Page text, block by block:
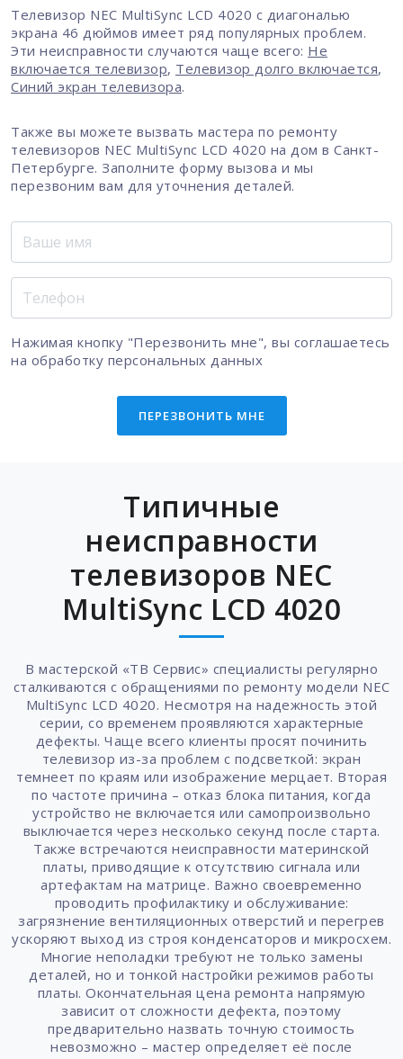
Телевизор NEC MultiSync LCD 4020 с диагональю
экрана 46 дюймов имеет ряд популярных проблем.
Эти неисправности случаются чаще всего: Не
включается телевизор, Телевизор долго включается,
Синий экран телевизора.
Также вы можете вызвать мастера по ремонту
телевизоров NEC MultiSync LCD 4020 на дом в Санкт-
Петербурге. Заполните форму вызова и мы
перезвоним вам для уточнения деталей.
Нажимая кнопку "Перезвонить мне", вы соглашаетесь
на обработку персональных данных
ПЕРЕЗВОНИТЬ МНЕ
Типичные
неисправности
телевизоров NEC
MultiSync LCD 4020
В мастерской «ТВ Сервис» специалисты регулярно
сталкиваются с обращениями по ремонту модели NEC
MultiSync LCD 4020. Несмотря на надежность этой
серии, со временем проявляются характерные
дефекты. Чаще всего клиенты просят починить
телевизор из-за проблем с подсветкой: экран
темнеет по краям или изображение мерцает. Вторая
по частоте причина – отказ блока питания, когда
устройство не включается или самопроизвольно
выключается через несколько секунд после старта.
Также встречаются неисправности материнской
платы, приводящие к отсутствию сигнала или
артефактам на матрице. Важно своевременно
проводить профилактику и обслуживание:
загрязнение вентиляционных отверстий и перегрев
ускоряют выход из строя конденсаторов и микросхем.
Многие неполадки требуют не только замены
деталей, но и тонкой настройки режимов работы
платы. Окончательная цена ремонта напрямую
зависит от сложности дефекта, поэтому
предварительно назвать точную стоимость
невозможно – мастер определяет её после